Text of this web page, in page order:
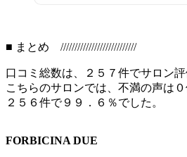
■ まとめ ///////////////////////////
口コミ総数は、２５７件でサロン評
こちらのサロンでは、不満の声は
２５６件で９９．６％でした。
FORBICINA DUE